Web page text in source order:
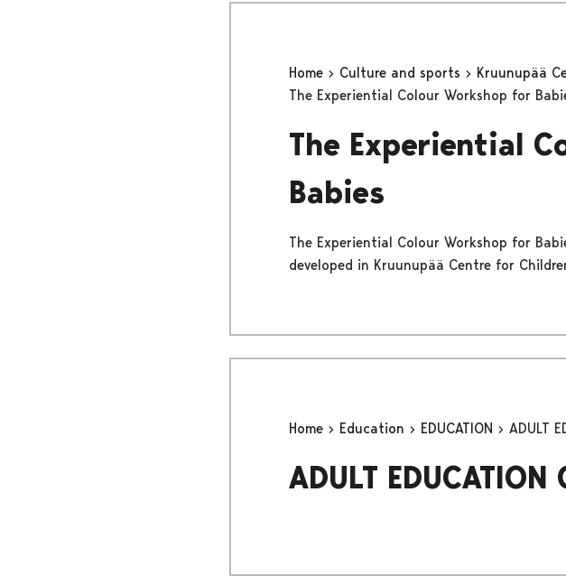
Home Culture and sports
Kruunupää
The Experiential Colour Workshop for
The Experiential
Babies
The Experiential Colour Workshop for
developed in Kruunupää Centre for
Home Education EDUCATION ADULT
ADULT EDUCATION